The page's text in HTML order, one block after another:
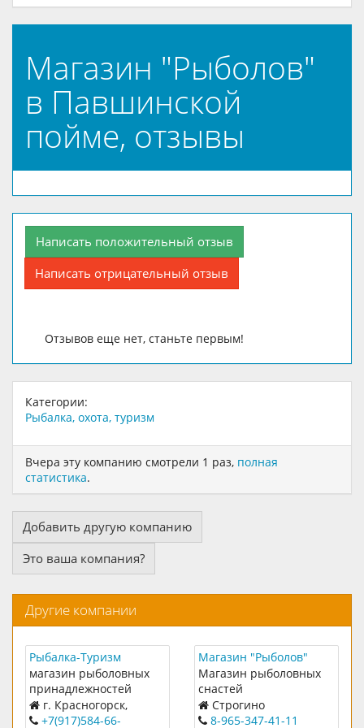
Магазин "Рыболов"
в Павшинской
пойме, отзывы
Написать положительный отзыв
Написать отрицательный отзыв
Отзывов еще нет, станьте первым!
Категории:
Рыбалка, охота, туризм
Вчера эту компанию смотрели 1 раз, полная
статистика.
Добавить другую компанию
Это ваша компания?
Другие компании
Рыбалка-Туризм
магазин рыболовных
принадлежностей
г. Красногорск,
Красногорский бульвар,
+7(917)584-66-
Магазин "Рыболов"
Магазин рыболовных
снастей
Строгино
8-965-347-41-11